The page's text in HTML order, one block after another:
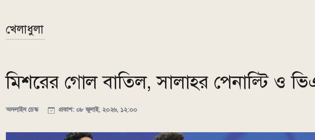
খেলাধুলা
মিশরের গোল বাতিল, সালাহর পেনাল্টি ও
অনলাইন ডেস্ক প্রকাশ: ০৮ জুলাই, ২০২৬, ১২:০০